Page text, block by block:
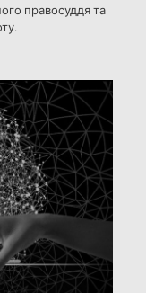
правосуддя та